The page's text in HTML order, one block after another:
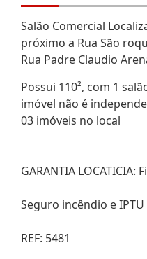
Salão Comercial
próximo a Rua São
Rua Padre Claudio
Possui 110², com 1
imóvel não é
03 imóveis no local
GARANTIA LOCATICIA:
Seguro incêndio e
REF: 5481